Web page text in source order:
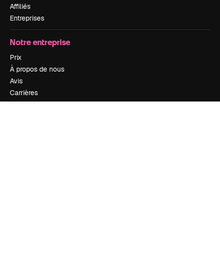
Affiliés
Entreprises
Notre entreprise
Prix
À propos de nous
Avis
Carrières
Tendances de recherche